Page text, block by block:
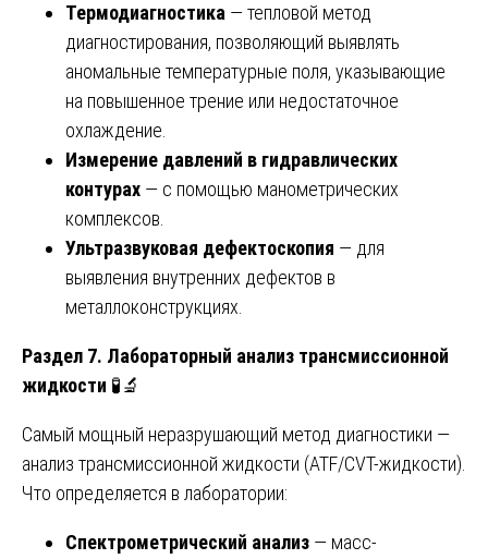
Термодиагностика — тепловой метод
диагностирования, позволяющий выявлять
аномальные температурные поля, указывающие
на повышенное трение или недостаточное
охлаждение.
Измерение давлений в гидравлических
контурах — с помощью манометрических
комплексов.
Ультразвуковая дефектоскопия — для
выявления внутренних дефектов в
металлоконструкциях.
Раздел 7. Лабораторный анализ трансмиссионной
жидкости 🧪🔬
Самый мощный неразрушающий метод диагностики —
анализ трансмиссионной жидкости (ATF/CVT-жидкости).
Что определяется в лаборатории:
Спектрометрический анализ — масс-